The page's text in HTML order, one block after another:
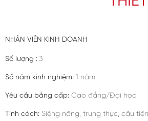
NHÂN VIÊN KINH DOANH
Số lượng : 3
Số năm kinh nghiệm: 1 năm
Yêu cầu bằng cấp: Cao đẳng/Đại học
Tính cách: Siêng năng, trung thực, cầu